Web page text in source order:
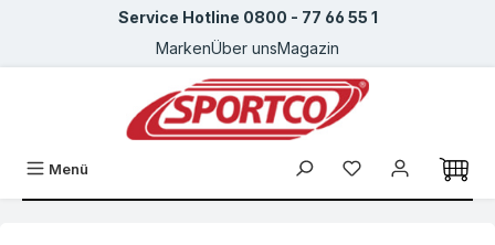
Zum Hauptinhalt springenService Hotline 0800 - 77 66 55 1
MarkenÜber unsMagazin
Menü